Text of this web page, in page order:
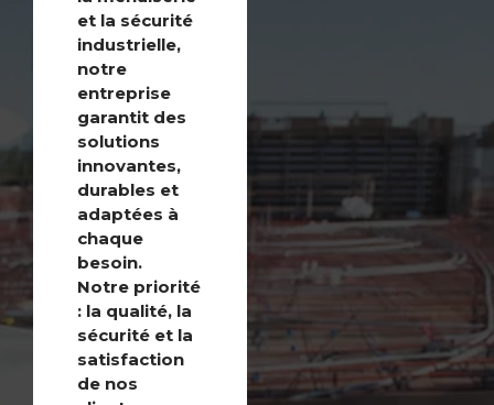
et la sécurité
industrielle,
notre
entreprise
garantit des
solutions
innovantes,
durables et
adaptées à
chaque
besoin.
Notre priorité
: la qualité, la
sécurité et la
satisfaction
de nos